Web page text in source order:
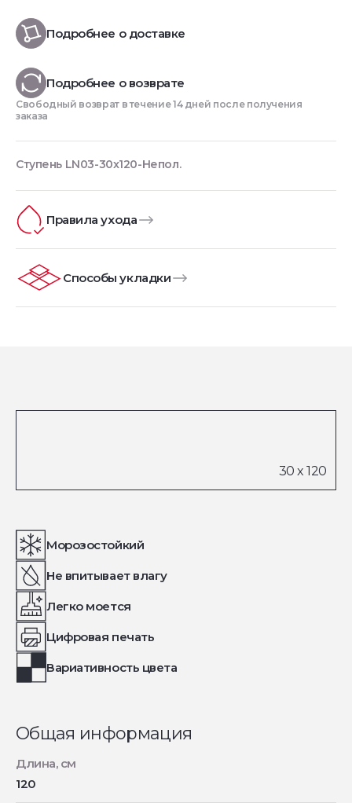
Подробнее о доставке
Подробнее о возврате
Свободный возврат в течение 14 дней после получения
заказа
Ступень LN03-30x120-Непол.
Правила ухода
Способы укладки
Морозостойкий
Не впитывает влагу
Легко моется
Цифровая печать
Вариативность цвета
Общая информация
Длина, см
120